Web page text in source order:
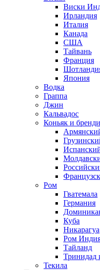
Виски
Ирландия
Италия
Канада
США
Тайвань
Франция
Япония
Водка
Граппа
Джин
Кальвадос
Коньяк и бренди
Ром
Гватемала
Германия
Куба
Никарагуа
Ром
Тайланд
Тринидад
Текила